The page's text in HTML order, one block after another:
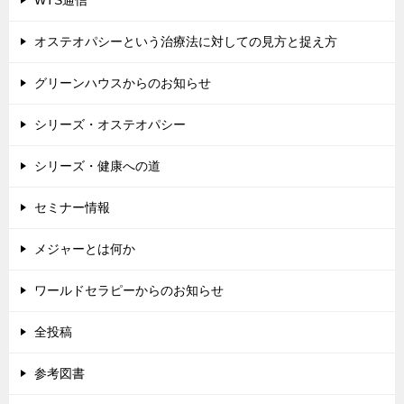
オステオパシーという治療法に対しての見方と捉え方
グリーンハウスからのお知らせ
シリーズ・オステオパシー
シリーズ・健康への道
セミナー情報
メジャーとは何か
ワールドセラピーからのお知らせ
全投稿
参考図書